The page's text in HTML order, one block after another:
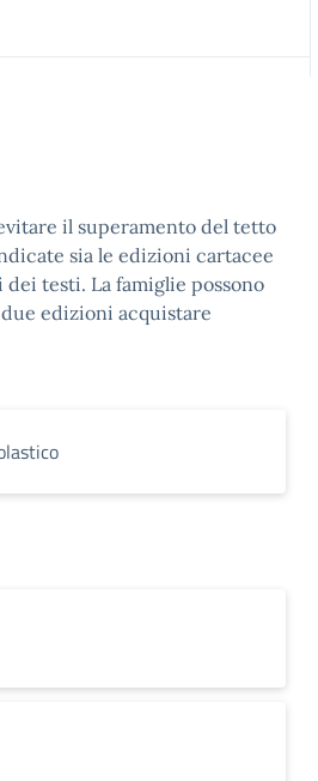
il superamento del tetto
sia le edizioni cartacee
testi. La famiglie possono
edizioni acquistare